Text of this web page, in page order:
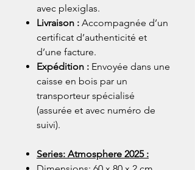
avec plexiglas.
Livraison : Accompagnée d’un
certificat d’authenticité et
d’une facture.
Expédition : Envoyée dans une
caisse en bois par un
transporteur spécialisé
(assurée et avec numéro de
suivi).
Series: Atmosphere 2025 :